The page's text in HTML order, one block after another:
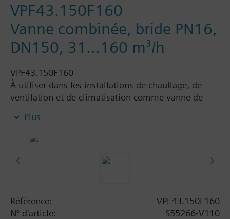
VPF43.150F160
Vanne combinée, bride PN16,
DN150, 31…160 m³/h
VPF43.150F160
À utiliser dans les installations de chauffage, de
ventilation et de climatisation comme vanne de
Plus
Référence:
VPF43.150F160
N° d'article:
S55266-V110